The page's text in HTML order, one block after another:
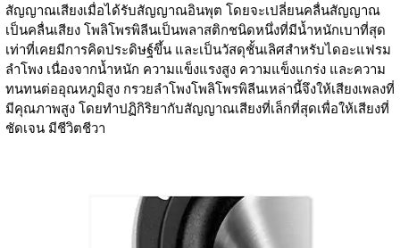
สัญญาณเสียงเมื่อได้รับสัญญาณอินพุต โดยจะเปลี่ยนคลื่นสัญญาณ
เป็นคลื่นเสียง โพลิโพรพิลีนเป็นพลาสติกชนิดหนึ่งที่มีน้ำหนักเบาที่สุด
เท่าที่เคยมีการคิดประดิษฐ์ขึ้น และเป็นวัสดุชั้นเลิศสำหรับไดอะแฟรม
ลำโพง เนื่องจากน้ำหนัก ความแข็งแรงสูง ความแข็งแกร่ง และความ
ทนทนต่ออุณหภูมิสูง กรวยลำโพงโพลิโพรพิลีนเหล่านี้จึงให้เสียงเพลงที่
มีคุณภาพสูง โดยทำปฏิกิริยากับสัญญาณเสียงที่เล็กที่สุดเพื่อให้เสียงที่
ชัดเจน มีชีวิตชีวา